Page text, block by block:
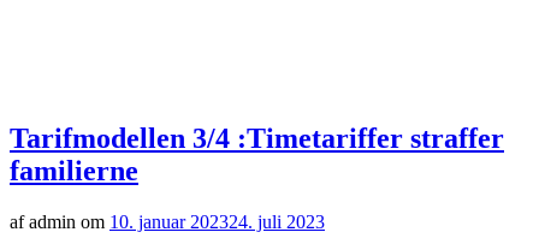
Tarifmodellen 3/4 :Timetariffer straffer
familierne
af admin om 10. januar 202324. juli 2023